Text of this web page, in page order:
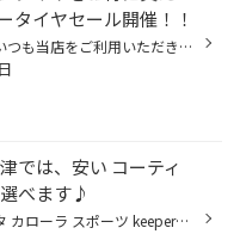
タイヤセール開催！！
こんにちは、いつも当店をご利用いただきましてありがとうございます。 コクピット・タイヤ館では、ブリヂストンタイヤをお得に買える！ スーパータイヤセールを開催いたします！ ブリヂストンのタイヤを4本ご購入で最大20,000OFF！ タイヤをお得にご購入頂けるチャンスです！ 夏タイヤの交換やスタ...
では、安い コーティ
べます♪
本日は、トヨタ カローラ スポーツ keeperコーティング クリスタルキーパー の施工をさせていただきました。 非常にきれいに乗っておられており キレイを保ちたいという事でコーティングの施工をさせていただきました。 keeper (キーパー) コーティングキャンペーン開催‼７月１６日(水) ～８月１０...